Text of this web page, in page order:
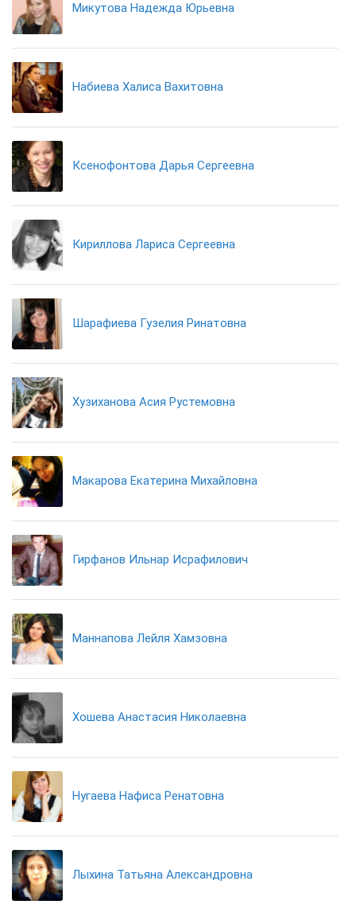
Микутова Надежда Юрьевна
Набиева Халиса Вахитовна
Ксенофонтова Дарья Сергеевна
Кириллова Лариса Сергеевна
Шарафиева Гузелия Ринатовна
Хузиханова Асия Рустемовна
Макарова Екатерина Михайловна
Гирфанов Ильнар Исрафилович
Маннапова Лейля Хамзовна
Хошева Анастасия Николаевна
Нугаева Нафиса Ренатовна
Лыхина Татьяна Александровна